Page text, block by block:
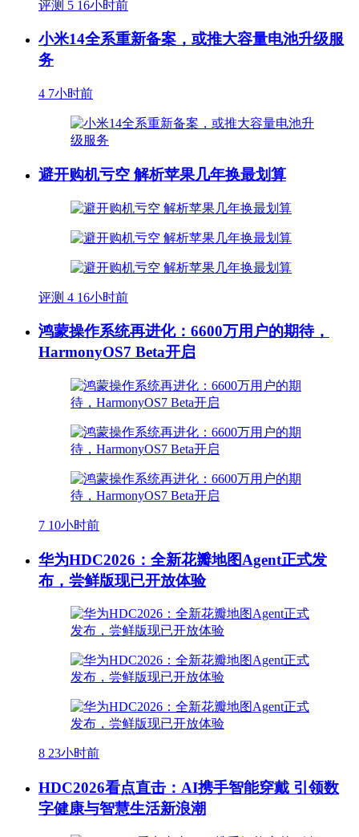
评测 5 16小时前
小米14全系重新备案，或推大容量电池升级服
务
4 7小时前
避开购机亏空 解析苹果几年换最划算
评测 4 16小时前
鸿蒙操作系统再进化：6600万用户的期待，
HarmonyOS7 Beta开启
7 10小时前
华为HDC2026：全新花瓣地图Agent正式发
布，尝鲜版现已开放体验
8 23小时前
HDC2026看点直击：AI携手智能穿戴 引领数
字健康与智慧生活新浪潮